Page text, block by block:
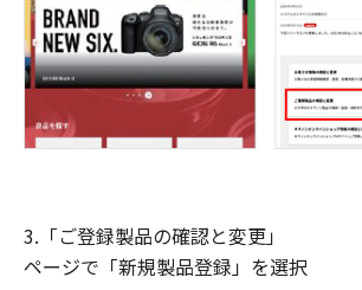
3.「ご登録製品の確認と変更」
ページで「新規製品登録」を選択